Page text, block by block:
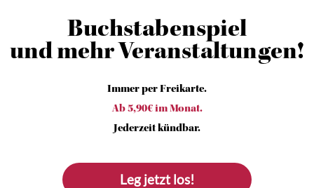
Buchstabenspiel
und mehr Veranstaltungen!
Immer per Freikarte.
Ab 5,90€ im Monat.
Jederzeit kündbar.
Leg jetzt los!